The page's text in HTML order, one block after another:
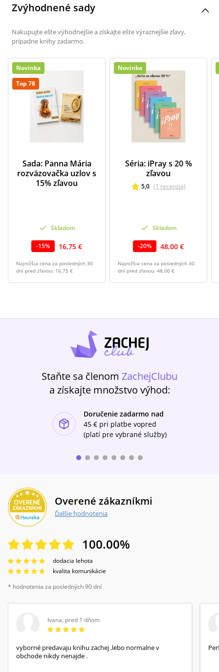
Zvýhodnené sady
Nakupujte ešte výhodnejšie a získajte ešte výraznejšie zľavy,
prípadne knihy zadarmo.
Novinka
Top 78
Sada: Panna Mária
rozväzovačka uzlov s
15% zľavou
Skladom
-15% 16,75 €
Najnižšia cena za posledných 30
dní pred zľavou: 16,75 €
Novinka
Séria: iPray s 20 %
zľavou
5,0 (1 recenzia)
Skladom
-20% 48,00 €
Najnižšia cena za posledných 30
dní pred zľavou: 48,00 €
Staňte sa členom ZachejClubu
a získajte množstvo výhod:
Doručenie zadarmo nad
45 € pri platbe vopred
(platí pre vybrané služby)
Overené zákazníkmi
Ďalšie hodnotenia
100.00%
dodacia lehota
kvalita komunikácie
* hodnotenia za posledných 90 dní
Ivana, pred 1 dňom
vyborné predavaju knihu zachej ,lebo normalne v
obchode nikdy nenajde .